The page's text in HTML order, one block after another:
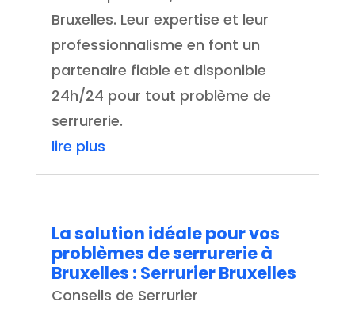
Bruxelles. Leur expertise et leur
professionnalisme en font un
partenaire fiable et disponible
24h/24 pour tout problème de
serrurerie.
lire plus
La solution idéale pour vos
problèmes de serrurerie à
Bruxelles : Serrurier Bruxelles
Conseils de Serrurier